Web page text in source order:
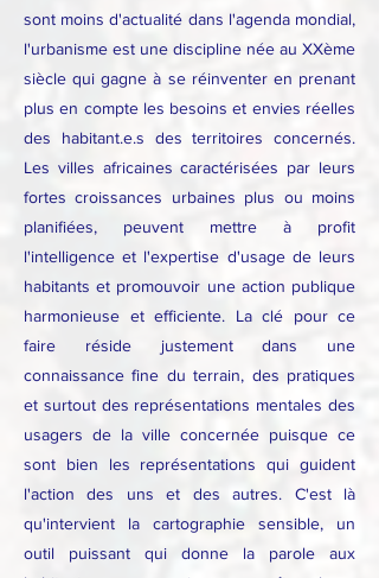
sont moins d'actualité dans l'agenda mondial,
l'urbanisme est une discipline née au XXème
siècle qui gagne à se réinventer en prenant
plus en compte les besoins et envies réelles
des habitant.e.s des territoires concernés.
Les villes africaines caractérisées par leurs
fortes croissances urbaines plus ou moins
planifiées, peuvent mettre à profit
l'intelligence et l'expertise d'usage de leurs
habitants et promouvoir une action publique
harmonieuse et efficiente. La clé pour ce
faire réside justement dans une
connaissance fine du terrain, des pratiques
et surtout des représentations mentales des
usagers de la ville concernée puisque ce
sont bien les représentations qui guident
l'action des uns et des autres. C'est là
qu'intervient la cartographie sensible, un
outil puissant qui donne la parole aux